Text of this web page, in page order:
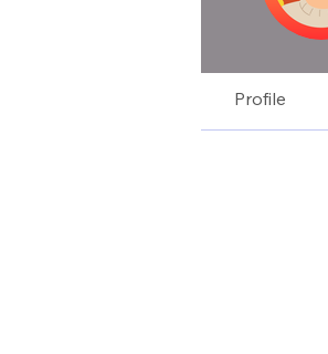
Profile